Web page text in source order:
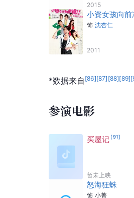
2015
小资女孩向前
饰 沈杏仁
2011
*数据来自 [86][87] [88][89][
参演电影
买屋记 [91]
暂未上映
怒海狂蛛
饰 小菁